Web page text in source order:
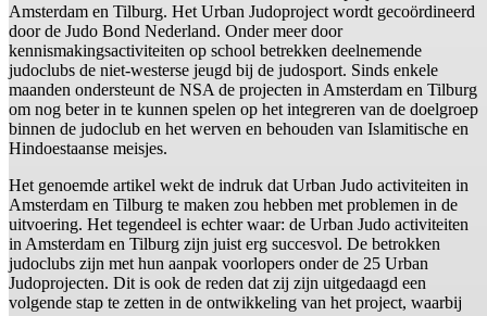
Amsterdam en Tilburg. Het Urban Judoproject wordt gecoördineerd
door de Judo Bond Nederland. Onder meer door
kennismakingsactiviteiten op school betrekken deelnemende
judoclubs de niet-westerse jeugd bij de judosport. Sinds enkele
maanden ondersteunt de NSA de projecten in Amsterdam en Tilburg
om nog beter in te kunnen spelen op het integreren van de doelgroep
binnen de judoclub en het werven en behouden van Islamitische en
Hindoestaanse meisjes.
Het genoemde artikel wekt de indruk dat Urban Judo activiteiten in
Amsterdam en Tilburg te maken zou hebben met problemen in de
uitvoering. Het tegendeel is echter waar: de Urban Judo activiteiten
in Amsterdam en Tilburg zijn juist erg succesvol. De betrokken
judoclubs zijn met hun aanpak voorlopers onder de 25 Urban
Judoprojecten. Dit is ook de reden dat zij zijn uitgedaagd een
volgende stap te zetten in de ontwikkeling van het project, waarbij